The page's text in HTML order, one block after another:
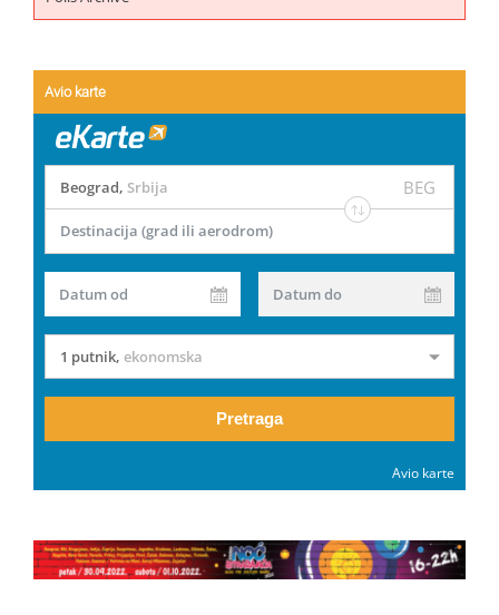
Avio karte
Beograd, Srbija BEG
Destinacija (grad ili aerodrom)
Datum od Datum do
1 putnik, ekonomska
Pretraga
Avio karte